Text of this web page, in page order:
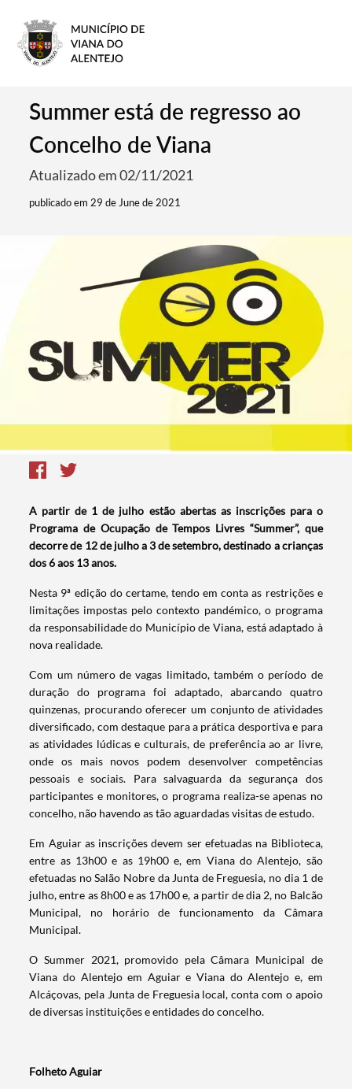
Summer está de regresso ao
Concelho de Viana
Atualizado em 02/11/2021
publicado em 29 de June de 2021
A partir de 1 de julho estão abertas as inscrições para o
Programa de Ocupação de Tempos Livres “Summer”, que
decorre de 12 de julho a 3 de setembro, destinado a crianças
dos 6 aos 13 anos.
Nesta 9ª edição do certame, tendo em conta as restrições e
limitações impostas pelo contexto pandémico, o programa
da responsabilidade do Município de Viana, está adaptado à
nova realidade.
Com um número de vagas limitado, também o período de
duração do programa foi adaptado, abarcando quatro
quinzenas, procurando oferecer um conjunto de atividades
diversificado, com destaque para a prática desportiva e para
as atividades lúdicas e culturais, de preferência ao ar livre,
onde os mais novos podem desenvolver competências
pessoais e sociais. Para salvaguarda da segurança dos
participantes e monitores, o programa realiza-se apenas no
concelho, não havendo as tão aguardadas visitas de estudo.
Em Aguiar as inscrições devem ser efetuadas na Biblioteca,
entre as 13h00 e as 19h00 e, em Viana do Alentejo, são
efetuadas no Salão Nobre da Junta de Freguesia, no dia 1 de
julho, entre as 8h00 e as 17h00 e, a partir de dia 2, no Balcão
Municipal, no horário de funcionamento da Câmara
Municipal.
O Summer 2021, promovido pela Câmara Municipal de
Viana do Alentejo em Aguiar e Viana do Alentejo e, em
Alcáçovas, pela Junta de Freguesia local, conta com o apoio
de diversas instituições e entidades do concelho.
Folheto Aguiar